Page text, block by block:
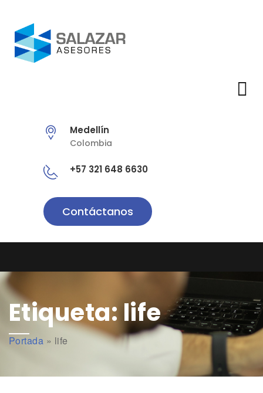
Medellín
Colombia
+57 321 648 6630
Contáctanos
Etiqueta:life
Portada » life